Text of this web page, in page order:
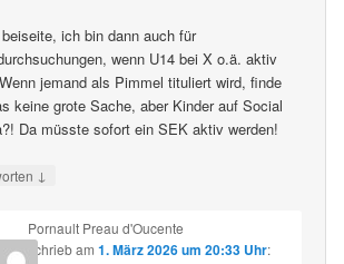
ich bin dann auch für
wenn U14 bei X o.ä. aktiv
jemand als Pimmel tituliert wird, finde
keine grote Sache, aber Kinder auf Social
Da müsste sofort ein SEK aktiv werden!
↓
Pornault Preau d'Oucente
schriebam 1. März 2026 um 20:33 Uhr: